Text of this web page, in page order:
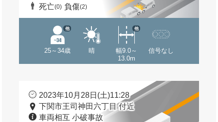
死亡(0) 負傷(2)
25～34歳
他
晴
幅9.0～
13.0m
他
信号なし
2023年10月28日(土)11:28
下関市王司神田六丁目 付近
車両相互 小破事故